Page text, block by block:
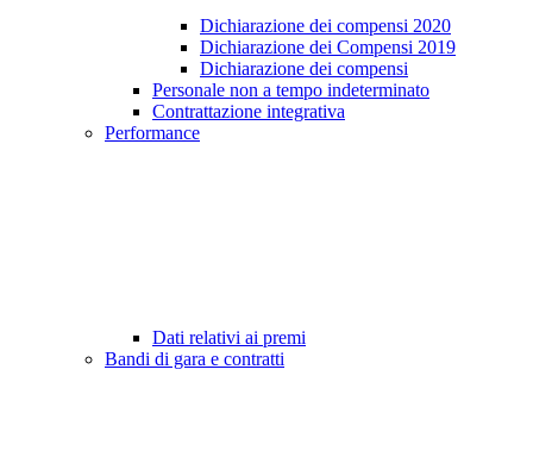
Dichiarazione dei compensi 2020
Dichiarazione dei Compensi 2019
Dichiarazione dei compensi
Personale non a tempo indeterminato
Contrattazione integrativa
Performance
Dati relativi ai premi
Bandi di gara e contratti